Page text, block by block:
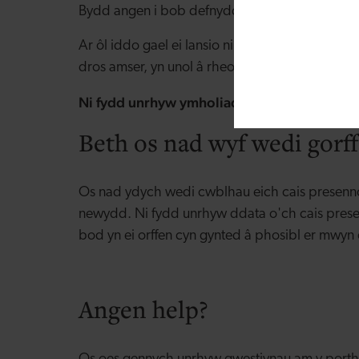
Bydd angen i bob defnyddiwr greu cyfrif
Ar ôl iddo gael ei lansio ni fydd eich hen gyfrif
dros amser, yn unol â rheoliadau GDPR.
Ni fydd unrhyw ymholiadau na cheisiadau
Beth os nad wyf wedi
Os nad ydych wedi cwblhau eich cais
newydd. Ni fydd unrhyw ddata o'ch cais
bod yn ei orffen cyn gynted â phosibl er
Angen help?